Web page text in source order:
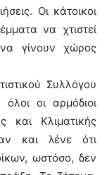
Οι κάτοικοι
να χτιστεί
γίνουν χώρος
Συλλόγου
οι αρμόδιοι
και Κλιματικής
και λένε ότι
ωστόσο, δεν